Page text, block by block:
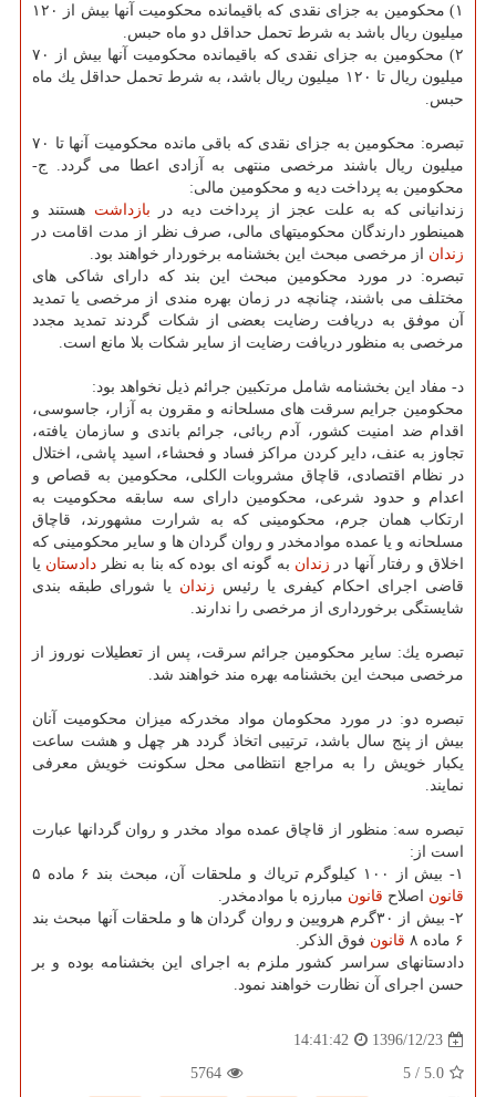
۱) محكومین به جزای نقدی كه باقیمانده محكومیت آنها بیش از ۱۲۰
میلیون ریال باشد به شرط تحمل حداقل دو ماه حبس.
۲) محكومین به جزای نقدی كه باقیمانده محكومیت آنها بیش از ۷۰
میلیون ریال تا ۱۲۰ میلیون ریال باشد، به شرط تحمل حداقل یك ماه
حبس.
تبصره: محكومین به جزای نقدی كه باقی مانده محكومیت آنها تا ۷۰
میلیون ریال باشند مرخصی منتهی به آزادی اعطا می گردد. ج-
محكومین به پرداخت دیه و محكومین مالی:
زندانیانی كه به علت عجز از پرداخت دیه در بازداشت هستند و
همینطور دارندگان محكومیتهای مالی، صرف نظر از مدت اقامت در
زندان از مرخصی مبحث این بخشنامه برخوردار خواهند بود.
تبصره: در مورد محكومین مبحث این بند كه دارای شاكی های
مختلف می باشند، چنانچه در زمان بهره مندی از مرخصی یا تمدید
آن موفق به دریافت رضایت بعضی از شكات گردند تمدید مجدد
مرخصی به منظور دریافت رضایت از سایر شكات بلا مانع است.
د- مفاد این بخشنامه شامل مرتكبین جرائم ذیل نخواهد بود:
محكومین جرایم سرقت های مسلحانه و مقرون به آزار، جاسوسی،
اقدام ضد امنیت كشور، آدم ربائی، جرائم باندی و سازمان یافته،
تجاوز به عنف، دایر كردن مراكز فساد و فحشاء، اسید پاشی، اختلال
در نظام اقتصادی، قاچاق مشروبات الكلی، محكومین به قصاص و
اعدام و حدود شرعی، محكومین دارای سه سابقه محكومیت به
ارتكاب همان جرم، محكومینی كه به شرارت مشهورند، قاچاق
مسلحانه و یا عمده موادمخدر و روان گردان ها و سایر محكومینی كه
اخلاق و رفتار آنها در زندان به گونه ای بوده كه بنا به نظر دادستان یا
قاضی اجرای احكام كیفری یا رئیس زندان یا شورای طبقه بندی
شایستگی برخورداری از مرخصی را ندارند.
تبصره یك: سایر محكومین جرائم سرقت، پس از تعطیلات نوروز از
مرخصی مبحث این بخشنامه بهره مند خواهند شد.
تبصره دو: در مورد محكومان مواد مخدركه میزان محكومیت آنان
بیش از پنج سال باشد، ترتیبی اتخاذ گردد هر چهل و هشت ساعت
یكبار خویش را به مراجع انتظامی محل سكونت خویش معرفی
نمایند.
تبصره سه: منظور از قاچاق عمده مواد مخدر و روان گردانها عبارت
است از:
۱- بیش از ۱۰۰ كیلوگرم تریاك و ملحقات آن، مبحث بند ۶ ماده ۵
قانون اصلاح قانون مبارزه با موادمخدر.
۲- بیش از ۳۰گرم هرویین و روان گردان ها و ملحقات آنها مبحث بند
۶ ماده ۸
قانون فوق الذكر.
دادستانهای سراسر كشور ملزم به اجرای این بخشنامه بوده و بر
حسن اجرای آن نظارت خواهند نمود.
1396/12/23
14:41:42
5.0
/
5
5764